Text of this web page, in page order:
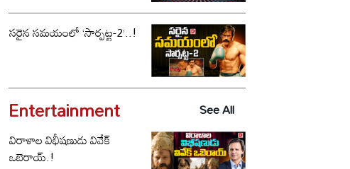
సరైన సమయంలో ‘సార్పట్ట-2’..!
Entertainment
See All
విరాళాల విభీషణుడు వివేక్
ఒబెరాయ్.!